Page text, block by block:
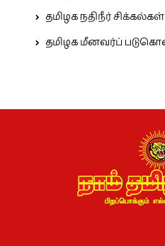
தமிழக நதிநீர் சிக்கல்கள்
தமிழக மீனவர்ப்